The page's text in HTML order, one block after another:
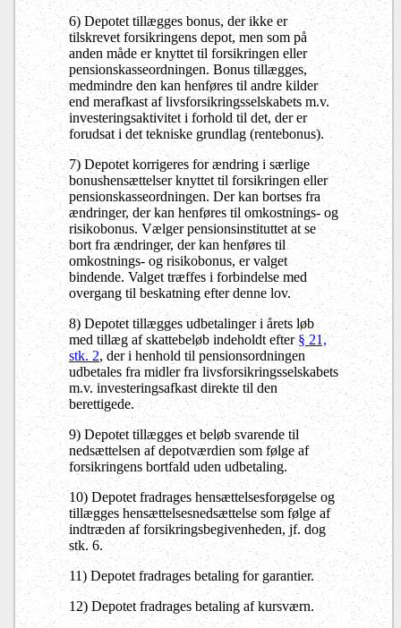
6) Depotet tillægges bonus, der ikke er
tilskrevet forsikringens depot, men som på
anden måde er knyttet til forsikringen eller
pensionskasseordningen. Bonus tillægges,
medmindre den kan henføres til andre kilder
end merafkast af livsforsikringsselskabets m.v.
investeringsaktivitet i forhold til det, der er
forudsat i det tekniske grundlag (rentebonus).
7) Depotet korrigeres for ændring i særlige
bonushensættelser knyttet til forsikringen eller
pensionskasseordningen. Der kan bortses fra
ændringer, der kan henføres til omkostnings- og
risikobonus. Vælger pensionsinstituttet at se
bort fra ændringer, der kan henføres til
omkostnings- og risikobonus, er valget
bindende. Valget træffes i forbindelse med
overgang til beskatning efter denne lov.
8) Depotet tillægges udbetalinger i årets løb
med tillæg af skattebeløb indeholdt efter § 21,
stk. 2, der i henhold til pensionsordningen
udbetales fra midler fra livsforsikringsselskabets
m.v. investeringsafkast direkte til den
berettigede.
9) Depotet tillægges et beløb svarende til
nedsættelsen af depotværdien som følge af
forsikringens bortfald uden udbetaling.
10) Depotet fradrages hensættelsesforøgelse og
tillægges hensættelsesnedsættelse som følge af
indtræden af forsikringsbegivenheden, jf. dog
stk. 6.
11) Depotet fradrages betaling for garantier.
12) Depotet fradrages betaling af kursværn.